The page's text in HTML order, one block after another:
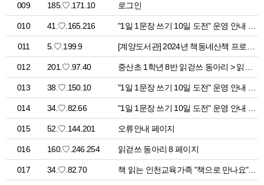
009 185.♡.171.10 로그인
010 41.♡.165.216
011 5.♡.199.9
012 201.♡.97.40
013 38.♡.150.10
014 34.♡.82.66
015 52.♡.144.201 오류안내 페이지
016 160.♡.246.254 읽걷쓰 동아리 8 페이지
017 34.♡.82.70 책 읽는 인천교육가족 "책으로 만나요" 참여 신청 페이지 > 공지사항